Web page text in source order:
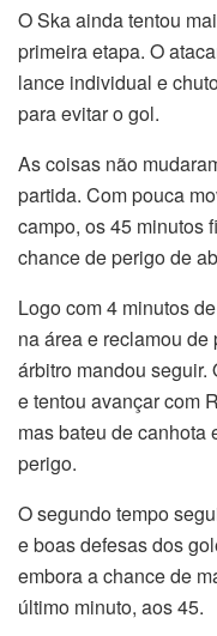
O Ska ainda tentou
primeira etapa. O
lance individual e
para evitar o gol.
As coisas não
partida. Com pouca
campo, os 45 minutos
chance de perigo de
Logo com 4 minutos
na área e reclamou
árbitro mandou
e tentou avançar com
mas bateu de canhota
perigo.
O segundo tempo
e boas defesas dos
embora a chance de
último minuto, aos 45.